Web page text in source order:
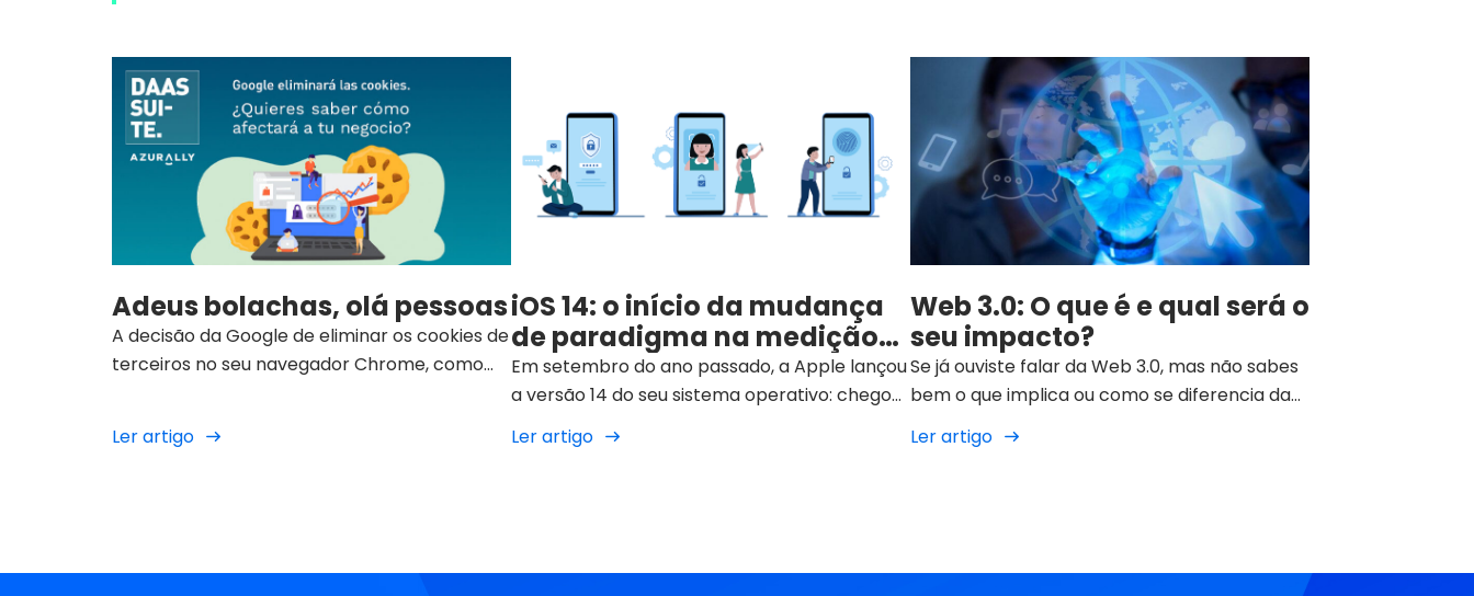
Adeus bolachas, olá pessoas
A decisão da Google de eliminar os cookies de
terceiros no seu navegador Chrome, como
os dados primários, ou seja, os dados que são
Ler artigo
iOS 14: o início da mudança
de paradigma na medição
da publicidade digital
Em setembro do ano passado, a Apple lançou
a versão 14 do seu sistema operativo: chegou
o iOS 14. Consequentemente, chegou uma
nova realidade no que diz respeito aos dados
Ler artigo
Web 3.0: O que é e qual será o
seu impacto?
Se já ouviste falar da Web 3.0, mas não sabes
bem o que implica ou como se diferencia da
Internet tal como a conhecemos hoje, este
artigo é do teu interesse. Como referimos em
Ler artigo